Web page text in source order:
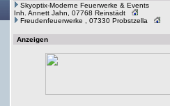
Skyoptix-Moderne Feuerwerke & Events
Inh. Annett Jahn, 07768 Reinstädt
Freudenfeuerwerke , 07330 Probstzella
Anzeigen